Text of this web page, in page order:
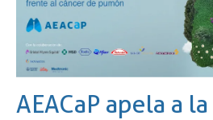
AEACaP apela a